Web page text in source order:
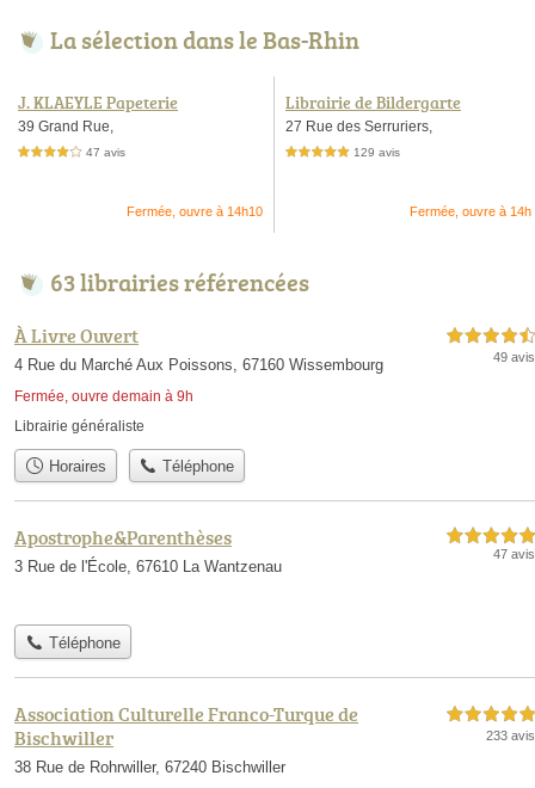
La sélection dans le Bas-Rhin
J. KLAEYLE Papeterie
39 Grand Rue,
4,0 étoiles sur 5 47 avis
Fermée, ouvre à 14h10
Librairie de Bildergarte
27 Rue des Serruriers,
5,0 étoiles sur 5 129 avis
Fermée, ouvre à 14h
63 librairies référencées
À Livre Ouvert
4 Rue du Marché Aux Poissons, 67160 Wissembourg
Fermée, ouvre demain à 9h
4,5 étoiles sur 5
49 avis
Librairie généraliste
Horaires Téléphone
Apostrophe&Parenthèses
3 Rue de l'École, 67610 La Wantzenau
5,0 étoiles sur 5
47 avis
Téléphone
Association Culturelle Franco-Turque de
Bischwiller
38 Rue de Rohrwiller, 67240 Bischwiller
5,0 étoiles sur 5
233 avis